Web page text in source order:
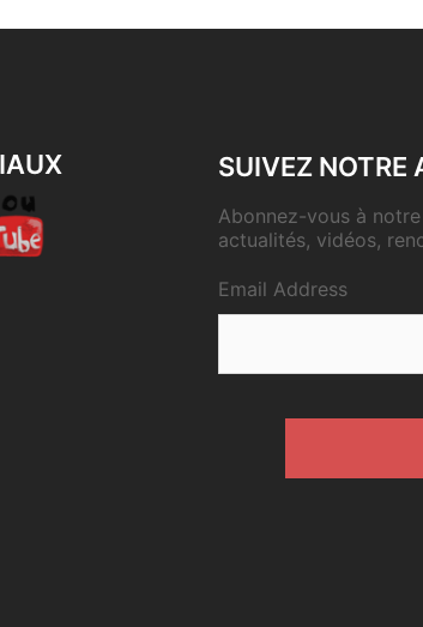
SUIVEZ NOTRE
Abonnez-vous à
actualités, vidéos,
Email Address